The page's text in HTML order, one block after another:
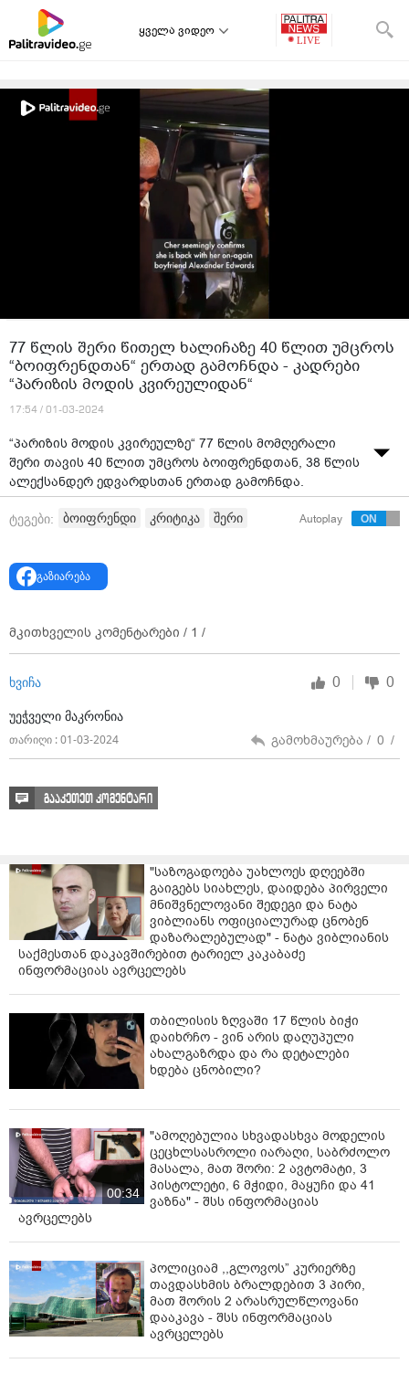
ყველა ვიდეო
77 წლის შერი წითელ ხალიჩაზე 40 წლით უმცროს
“ბოიფრენდთან“ ერთად გამოჩნდა - კადრები
“პარიზის მოდის კვირეულიდან“
17:54 / 01-03-2024
“პარიზის მოდის კვირეულზე“ 77 წლის მომღერალი
შერი თავის 40 წლით უმცროს ბოიფრენდთან, 38 წლის
ალექსანდერ ედვარდსთან ერთად გამოჩნდა.
წყვილი წითელ ხალიჩაზე ხელჩაკიდებული გამოჩნდა.
შერი კრიტიკის ობიექტი არაერთხელ გამხდარა.
ტეგები: ბოიფრენდი კრიტიკა შერი Autoplay
გაზიარება
მკითხველის კომენტარები / 1 /
ხვიჩა 0 0
უეჭველი მაკრონია
თარიღი : 01-03-2024 გამოხმაურება / 0 /
გააკეთეთ კომენტარი
"საზოგადოება უახლოეს დღეებში
გაიგებს სიახლეს, დაიდება პირველი
მნიშვნელოვანი შედეგი და ნატა
ვიბლიანს ოფიციალურად ცნობენ
დაზარალებულად" - ნატა ვიბლიანის
საქმესთან დაკავშირებით ტარიელ კაკაბაძე
ინფორმაციას ავრცელებს
თბილისის ზღვაში 17 წლის ბიჭი
დაიხრჩო - ვინ არის დაღუპული
ახალგაზრდა და რა დეტალები
ხდება ცნობილი?
00:34
"ამოღებულია სხვადასხვა მოდელის
ცეცხლსასროლი იარაღი, საბრძოლო
მასალა, მათ შორი: 2 ავტომატი, 3
პისტოლეტი, 6 მჭიდი, მაყუჩი და 41
ვაზნა" - შსს ინფორმაციას
ავრცელებს
პოლიციამ ,,გლოვოს” კურიერზე
თავდასხმის ბრალდებით 3 პირი,
მათ შორის 2 არასრულწლოვანი
დააკავა - შსს ინფორმაციას
ავრცელებს